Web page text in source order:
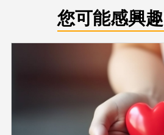
您可能感興